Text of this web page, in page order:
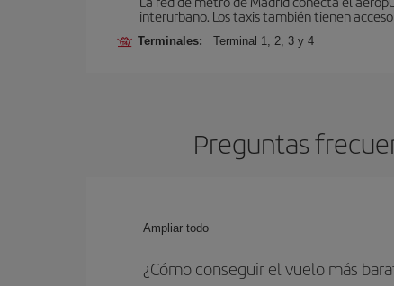
interurbano. Los taxis también tienen
Terminales: Terminal 1, 2, 3 y 4
Preguntas
Ampliar todo
¿Cómo conseguir el vuelo más